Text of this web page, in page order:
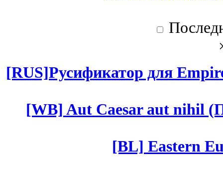
[RUS]Русификатор для
[WB] Aut Caesar aut nihil
[BL] Eastern